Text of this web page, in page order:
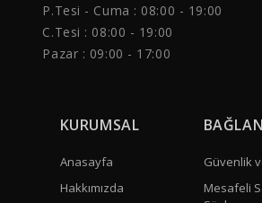
P.Tesi - Cuma : 08:00 - 19:00
C.Tesi : 08:00 - 19:00
Pazar : 09:00 - 17:00
KURUMSAL
Anasayfa
Hakkımızda
Güvenlik
Mesafeli